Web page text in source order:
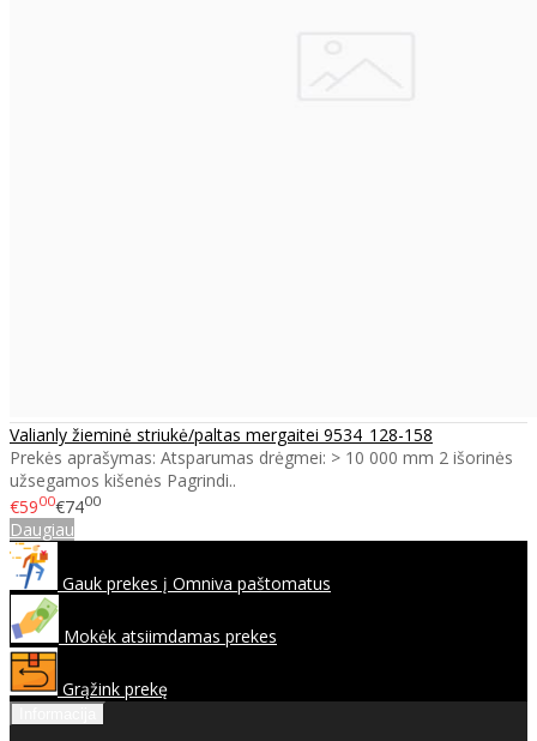
Valianly žieminė striukė/paltas mergaitei 9534_128-158
Prekės aprašymas: Atsparumas drėgmei: > 10 000 mm 2 išorinės
užsegamos kišenės Pagrindi..
€5900€7400
Daugiau
Gauk prekes į Omniva paštomatus
Mokėk atsiimdamas prekes
Grąžink prekę